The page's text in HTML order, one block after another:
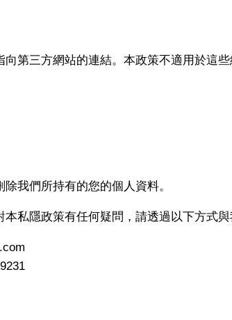
第三方網站的連結。本政策不適用於這
我們所持有的您的個人資料。
私隱政策有任何疑問，請透過以下方式與